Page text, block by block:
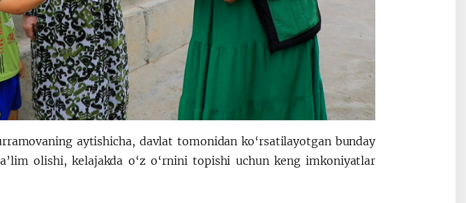
aytishicha, davlat tomonidan ko‘rsatilayotgan bunday
olishi, kelajakda o‘z o‘rnini topishi uchun keng imkoniyatlar